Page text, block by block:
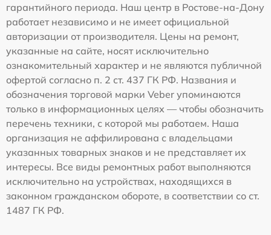
гарантийного периода. Наш центр в Ростове-на-Дону
работает независимо и не имеет официальной
авторизации от производителя. Цены на ремонт,
указанные на сайте, носят исключительно
ознакомительный характер и не являются публичной
офертой согласно п. 2 ст. 437 ГК РФ. Названия и
обозначения торговой марки Veber упоминаются
только в информационных целях — чтобы обозначить
перечень техники, с которой мы работаем. Наша
организация не аффилирована с владельцами
указанных товарных знаков и не представляет их
интересы. Все виды ремонтных работ выполняются
исключительно на устройствах, находящихся в
законном гражданском обороте, в соответствии со ст.
1487 ГК РФ.